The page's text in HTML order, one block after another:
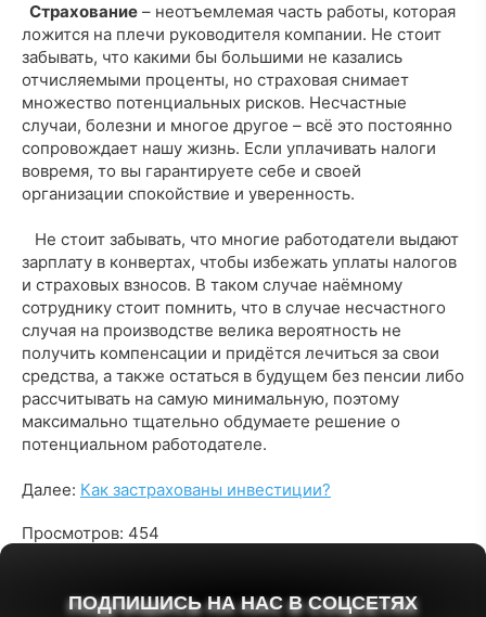
Страхование – неотъемлемая часть работы, которая
ложится на плечи руководителя компании. Не стоит
забывать, что какими бы большими не казались
отчисляемыми проценты, но страховая снимает
множество потенциальных рисков. Несчастные
случаи, болезни и многое другое – всё это постоянно
сопровождает нашу жизнь. Если уплачивать налоги
вовремя, то вы гарантируете себе и своей
организации спокойствие и уверенность.
Не стоит забывать, что многие работодатели выдают
зарплату в конвертах, чтобы избежать уплаты налогов
и страховых взносов. В таком случае наёмному
сотруднику стоит помнить, что в случае несчастного
случая на производстве велика вероятность не
получить компенсации и придётся лечиться за свои
средства, а также остаться в будущем без пенсии либо
рассчитывать на самую минимальную, поэтому
максимально тщательно обдумаете решение о
потенциальном работодателе.
Далее: Как застрахованы инвестиции?
Просмотров: 454
ПОДПИШИСЬ НА НАС В СОЦСЕТЯХ